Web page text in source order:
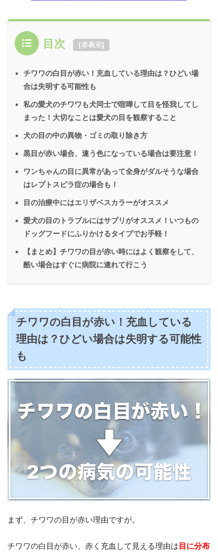
目次 [非表示]
チワワの白目が赤い！充血している理由は？ひどい場
合は失明する可能性も
私の愛犬のチワワも犬同士で喧嘩して目を怪我してし
まった！大切なことは愛犬の目を観察すること
犬の目の中の異物・ゴミの取り除き方
黒目が赤い場合、違う色になっている場合は要注意！
ワンちゃんの目に異常があって全身がダルそうな場合
はレプトスピラ症の場合も！
目の治療中にはエリザベスカラーがオススメ
愛犬の目のトラブルにはサプリがオススメ！いつもの
ドッグフードにふりかけるタイプでお手軽！
【まとめ】チワワの目が赤い時にはよく観察をして、
酷い場合はすぐに病院に連れて行こう
チワワの白目が赤い！充血している
理由は？ひどい場合は失明する可能性
も
まず、チワワの目が赤い理由ですが。
チワワの白目が赤い、赤く充血して見える理由は 目に分布